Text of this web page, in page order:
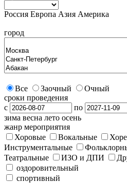
Россия Европа Азия Америка
город
Все Заочный
Очный
сроки проведения
с
по
зима весна лето осень
жанр мероприятия
Хоровые
Вокальные
Инструментальные
Театральные
ИЗО и ДПИ
оздоровительный
спортивный